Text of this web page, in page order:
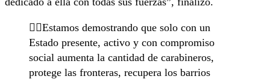
👉🏻Estamos demostrando que solo con un
Estado presente, activo y con compromiso
social aumenta la cantidad de carabineros,
protege las fronteras, recupera los barrios